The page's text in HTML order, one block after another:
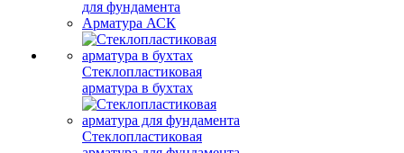
для фундамента
Арматура АСК
Стеклопластиковая
арматура в бухтах
Стеклопластиковая